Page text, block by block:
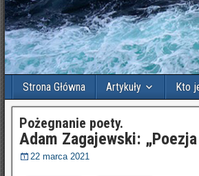
Strona Główna Artykuły Kto
Pożegnanie poety.
Adam Zagajewski:
22 marca 2021